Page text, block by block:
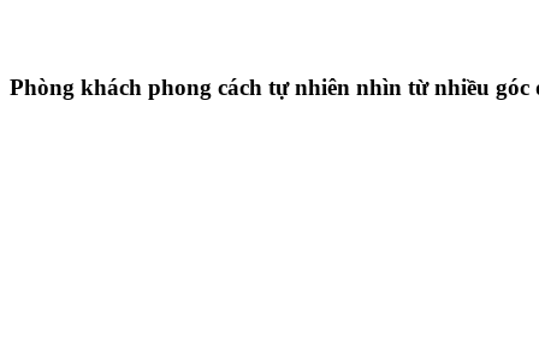
Phòng khách phong cách tự nhiên nhìn từ nhiều góc